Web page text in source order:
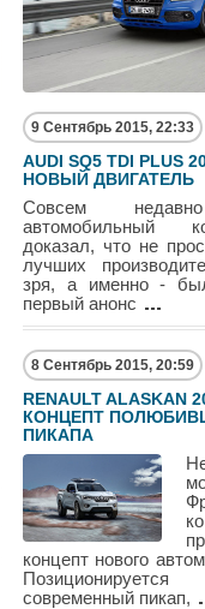
9 Сентябрь 2015, 22:33
AUDI SQ5 TDI PLUS
НОВЫЙ ДВИГАТЕЛЬ
Совсем
автомобильный
доказал, что не
лучших
зря, а именно -
первый анонс
8 Сентябрь 2015, 20:59
RENAULT ALASKAN
КОНЦЕПТ
ПИКАПА
концепт нового
современный пикап,